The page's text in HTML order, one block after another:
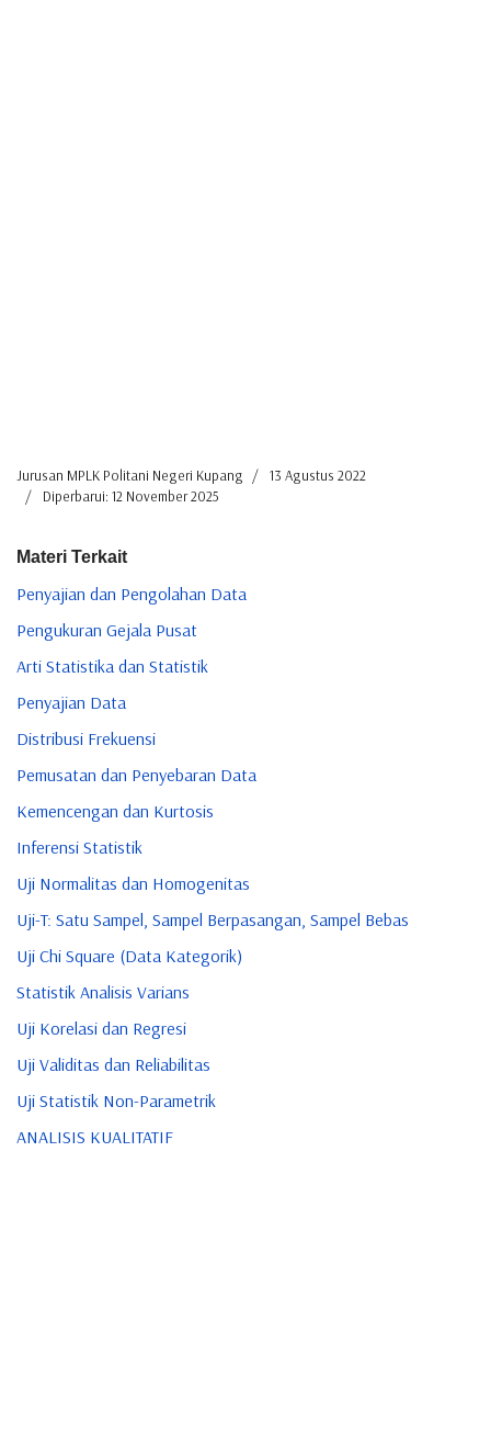
Jurusan MPLK Politani Negeri Kupang
13 Agustus 2022
Diperbarui: 12 November 2025
Materi Terkait
Penyajian dan Pengolahan Data
Pengukuran Gejala Pusat
Arti Statistika dan Statistik
Penyajian Data
Distribusi Frekuensi
Pemusatan dan Penyebaran Data
Kemencengan dan Kurtosis
Inferensi Statistik
Uji Normalitas dan Homogenitas
Uji-T: Satu Sampel, Sampel Berpasangan, Sampel Bebas
Uji Chi Square (Data Kategorik)
Statistik Analisis Varians
Uji Korelasi dan Regresi
Uji Validitas dan Reliabilitas
Uji Statistik Non-Parametrik
ANALISIS KUALITATIF